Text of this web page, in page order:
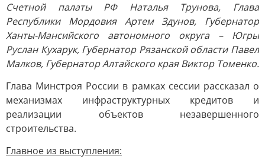
Счетной палаты РФ Наталья Трунова, Глава
Республики Мордовия Артем Здунов, Губернатор
Ханты-Мансийского автономного округа – Югры
Руслан Кухарук, Губернатор Рязанской области Павел
Малков, Губернатор Алтайского края Виктор Томенко.
Глава Минстроя России в рамках сессии рассказал о
механизмах инфраструктурных кредитов и
реализации объектов незавершенного
строительства.
Главное из выступления: